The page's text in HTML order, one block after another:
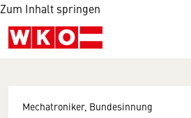
Zum Inhalt springen
Mechatroniker, Bundesinnung